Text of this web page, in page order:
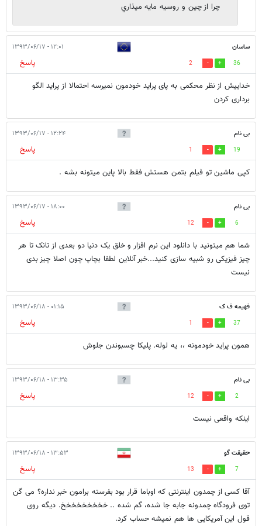
چرا از چين و روسيه مايه ميذاري
ساسان ۱۲:۰۱ - ۱۳۹۳/۰۶/۱۷
36
2
پاسخ
خداییش از نظر محکمی به پای پراید خودمون نمیرسه احتمالا از پراید الگو
برداری کردن
بی نام ۱۲:۲۴ - ۱۳۹۳/۰۶/۱۷
19
1
پاسخ
کپی ماشین تو فیلم بتمن هستش فقط بالا پاین میتونه بشه .
بی نام ۱۸:۰۰ - ۱۳۹۳/۰۶/۱۷
6
12
پاسخ
شما هم میتونید با دانلود این نرم افزار و خلق یک دنیا دو بعدی از تانک تا هر
چیز فیزیکی رو شبیه سازی کنید...خبر آنلاین لطفا بچاپ چون اصلا چیز بدی
نیست
فهیمه ف ک ۰۱:۱۵ - ۱۳۹۳/۰۶/۱۸
37
1
پاسخ
همون پراید خودمونه ،، یه لوله. پلیکا چسبوندن جلوش
بی نام ۱۳:۳۵ - ۱۳۹۳/۰۶/۱۸
2
12
پاسخ
اینکه واقعی نیست
حقیقت گو ۱۳:۵۳ - ۱۳۹۳/۰۶/۱۸
7
13
پاسخ
آقا کسی از چمدون اینترنتی که اوباما قرار بود بفرسته برامون خبر نداره؟ می گن
توی فرودگاه چمدونه جابه جا شده، گم شده .. خخخخخخخخخ. دیگه روی
قول این آمریکایی ها هم نمیشه حساب کرد.